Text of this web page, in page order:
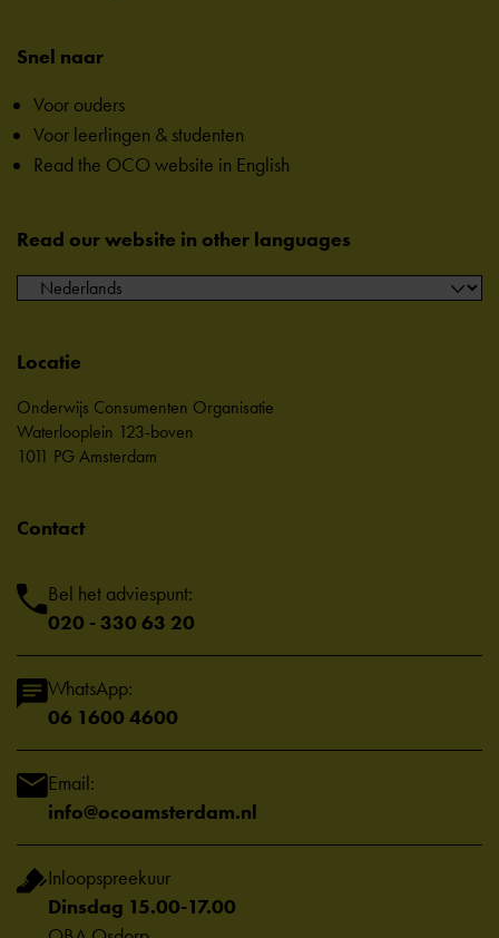
Snel naar
Voor ouders
Voor leerlingen & studenten
Read the OCO website in English
Read our website in other languages
Locatie
Onderwijs Consumenten Organisatie
Waterlooplein 123-boven
1011 PG Amsterdam
Contact
Bel het adviespunt:
020 - 330 63 20
WhatsApp:
06 1600 4600
Email:
info@ocoamsterdam.nl
Inloopspreekuur
Dinsdag 15.00-17.00